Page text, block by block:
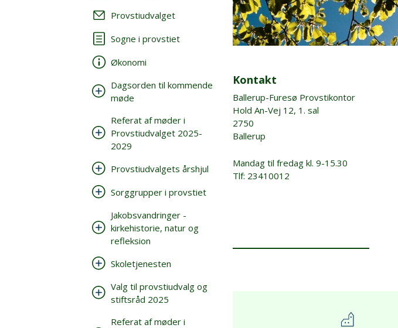
Provstiudvalget
Sogne i provstiet
Økonomi
Dagsorden til kommende
møde
Referat af møder i
Provstiudvalget 2025-
2029
Provstiudvalgets årshjul
Sorggrupper i provstiet
Jakobsvandringer -
kirkehistorie, natur og
refleksion
Skoletjenesten
Valg til provstiudvalg og
stiftsråd 2025
Referat af møder i
Kontakt
Ballerup-Furesø Provstikontor
Hold An-Vej 12, 1. sal
2750
Ballerup
Mandag til fredag kl. 9-15.30
Tlf: 23410012